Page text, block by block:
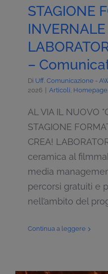
STAGIONE
INVERNALE
–
Di Uff. Comunicazione -
2026
Articoli, Homepage
AL VIA IL NUOVO
STAGIONE
CREA!
ceramica al
media
percorsi gratuiti e
nell’ambito del
Continua a leggere